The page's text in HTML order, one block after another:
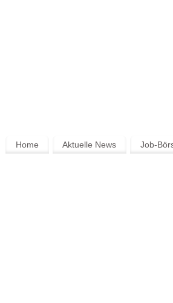
Home Aktuelle News Job-